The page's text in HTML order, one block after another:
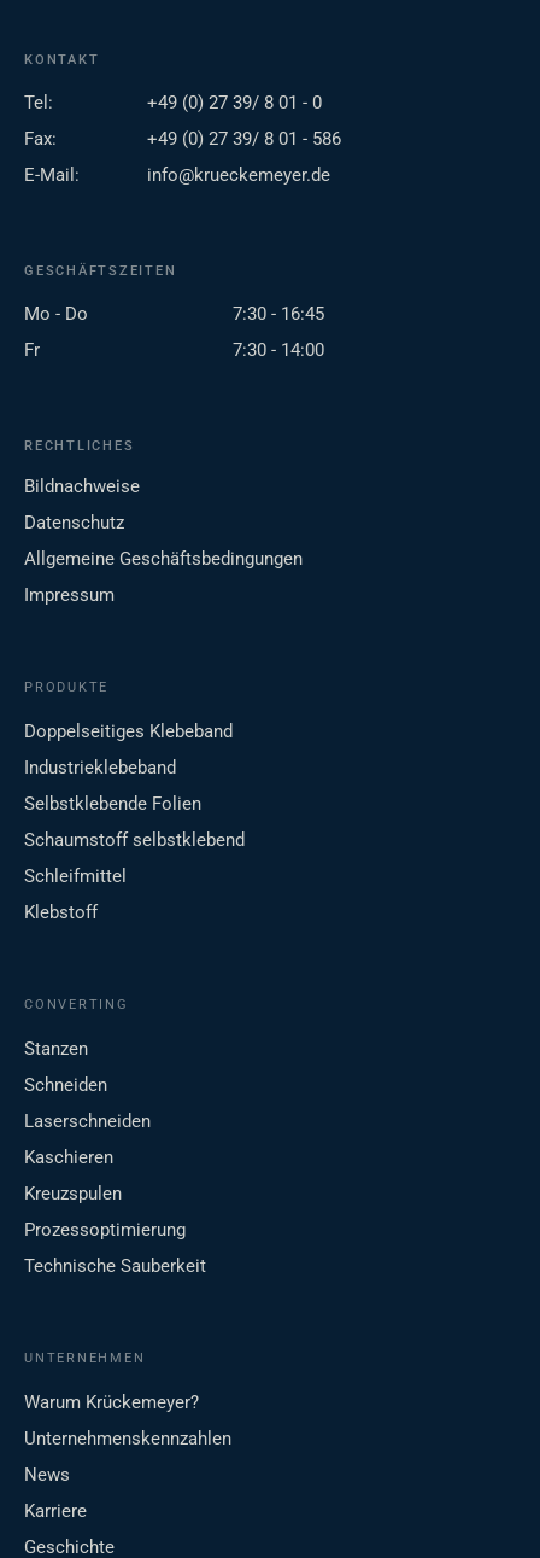
KONTAKT
Tel:
+49 (0) 27 39/ 8 01 - 0
Fax:
+49 (0) 27 39/ 8 01 - 586
E-Mail:
info@krueckemeyer.de
GESCHÄFTSZEITEN
Mo - Do
7:30 - 16:45
Fr
7:30 - 14:00
RECHTLICHES
Bildnachweise
Datenschutz
Allgemeine Geschäftsbedingungen
Impressum
PRODUKTE
Doppelseitiges Klebeband
Industrieklebeband
Selbstklebende Folien
Schaumstoff selbstklebend
Schleifmittel
Klebstoff
CONVERTING
Stanzen
Schneiden
Laserschneiden
Kaschieren
Kreuzspulen
Prozessoptimierung
Technische Sauberkeit
UNTERNEHMEN
Warum Krückemeyer?
Unternehmenskennzahlen
News
Karriere
Geschichte